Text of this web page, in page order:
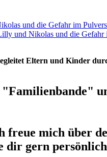
und Nikolas und die Gefahr
Eltern und Kinder
freue mich über
dir gern